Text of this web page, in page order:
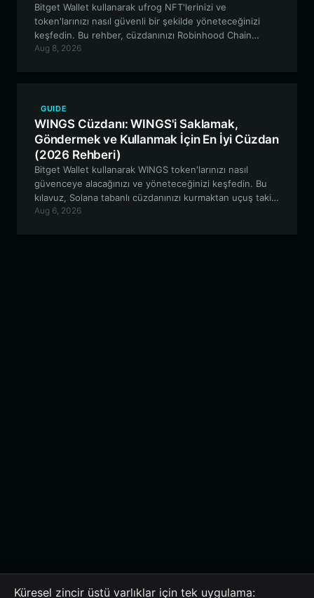
Bitget Wallet kullanarak ufrog NFT'lerinizi ve
token'larınızı nasıl güvenli bir şekilde yöneteceğinizi
keşfedin. Bu rehber, cüzdanınızı Robinhood Chain
üzerinde kurmaktan doğrulanabilir merkeziyetsiz
Aug 8, 2026
GUIDE
WINGS Cüzdanı: WINGS'i Saklamak,
Göndermek ve Kullanmak İçin En İyi Cüzdan
(2026 Rehberi)
Bitget Wallet kullanarak WINGS token'larınızı nasıl
güvenceye alacağınızı ve yöneteceğinizi keşfedin. Bu
kılavuz, Solana tabanlı cüzdanınızı kurmaktan uçuş takibi
ödülleri için Wingbits DePIN ekosistemine katılmaya
Aug 6, 2026
Küresel zincir üstü varlıklar için tek uygulama: